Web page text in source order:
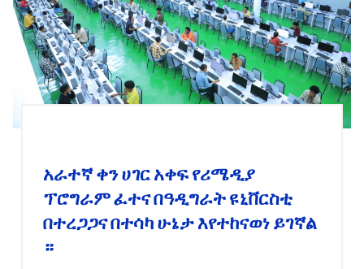
አራተኛ ቀን ሀገር አቀፍ የሪሜዲያ
ፕሮግራም ፈተና በዓዲግራት ዩኒቨርስቲ
በተረጋጋና በተሳካ ሁኔታ እየተከናወነ ይገኛል
።